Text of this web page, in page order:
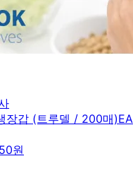
갑 (트루델 / 200매)EA
원